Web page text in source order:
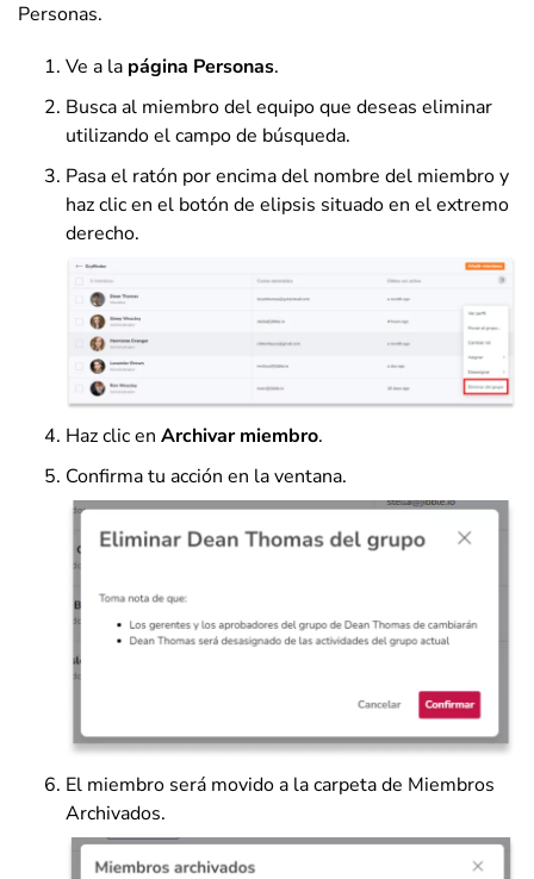
Personas.
Ve a la página Personas.
Busca al miembro del equipo que deseas eliminar
utilizando el campo de búsqueda.
Pasa el ratón por encima del nombre del miembro y
haz clic en el botón de elipsis situado en el extremo
derecho.
Haz clic en Archivar miembro.
Confirma tu acción en la ventana.
El miembro será movido a la carpeta de Miembros
Archivados.